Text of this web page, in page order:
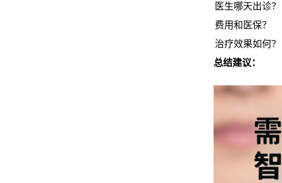
医生哪天出诊？
费用和医保？
治疗效果如何？
总结建议：